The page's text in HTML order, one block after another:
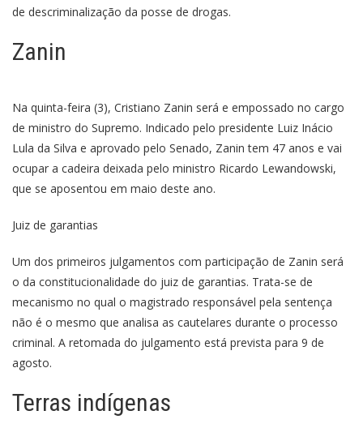
de descriminalização da posse de drogas.
Zanin
Na quinta-feira (3), Cristiano Zanin será e empossado no cargo
de ministro do Supremo. Indicado pelo presidente Luiz Inácio
Lula da Silva e aprovado pelo Senado, Zanin tem 47 anos e vai
ocupar a cadeira deixada pelo ministro Ricardo Lewandowski,
que se aposentou em maio deste ano.
Juiz de garantias
Um dos primeiros julgamentos com participação de Zanin será
o da constitucionalidade do juiz de garantias. Trata-se de
mecanismo no qual o magistrado responsável pela sentença
não é o mesmo que analisa as cautelares durante o processo
criminal. A retomada do julgamento está prevista para 9 de
agosto.
Terras indígenas